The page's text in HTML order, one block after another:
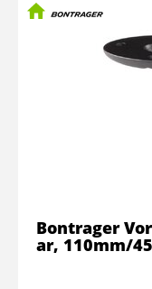
Bontrager
ar, 110mm/